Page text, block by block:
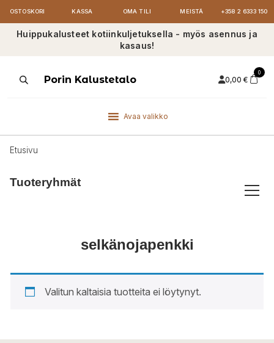
OSTOSKORI KASSA OMA TILI MEISTÄ +358 2 6333 150
Huippukalusteet kotiinkuljetuksella - myös asennus ja
kasaus!
ProductsPorin Kalustetalo 0,00 €
0
Avaa valikko
Etusivu
Tuoteryhmät
selkänojapenkki
Valitun kaltaisia tuotteita ei löytynyt.